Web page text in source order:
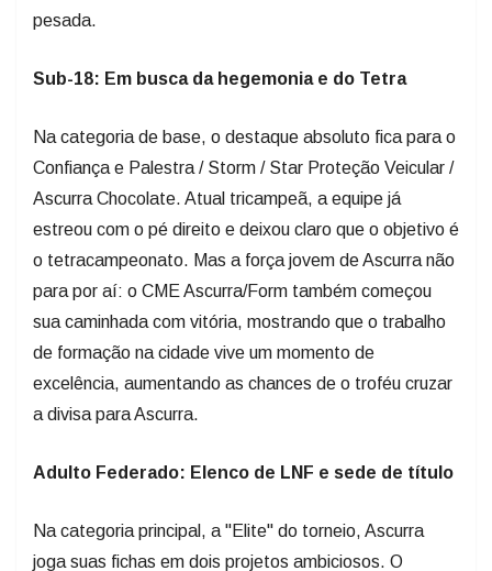
pesada.
Sub-18: Em busca da hegemonia e do Tetra
Na categoria de base, o destaque absoluto fica para o
Confiança e Palestra / Storm / Star Proteção Veicular /
Ascurra Chocolate. Atual tricampeã, a equipe já
estreou com o pé direito e deixou claro que o objetivo é
o tetracampeonato. Mas a força jovem de Ascurra não
para por aí: o CME Ascurra/Form também começou
sua caminhada com vitória, mostrando que o trabalho
de formação na cidade vive um momento de
excelência, aumentando as chances de o troféu cruzar
a divisa para Ascurra.
Adulto Federado: Elenco de LNF e sede de título
Na categoria principal, a "Elite" do torneio, Ascurra
joga suas fichas em dois projetos ambiciosos. O